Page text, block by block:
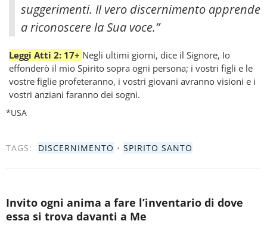
suggerimenti. Il vero discernimento apprende
a riconoscere la Sua voce.”
Leggi Atti 2: 17+ Negli ultimi giorni, dice il Signore, Io
effonderò il mio Spirito sopra ogni persona; i vostri figli e le
vostre figlie profeteranno, i vostri giovani avranno visioni e i
vostri anziani faranno dei sogni.
*USA
TAGS: DISCERNIMENTO • SPIRITO SANTO
Invito ogni anima a fare l’inventario di dove
essa si trova davanti a Me